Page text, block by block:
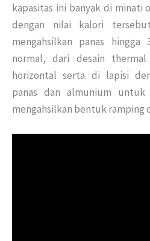
kapasitas ini banyak di minati
dengan nilai kalori
mengahsilkan panas
normal, dari desain
horizontal serta di lapisi
panas dan almunium
mengahsilkan bentuk ramping